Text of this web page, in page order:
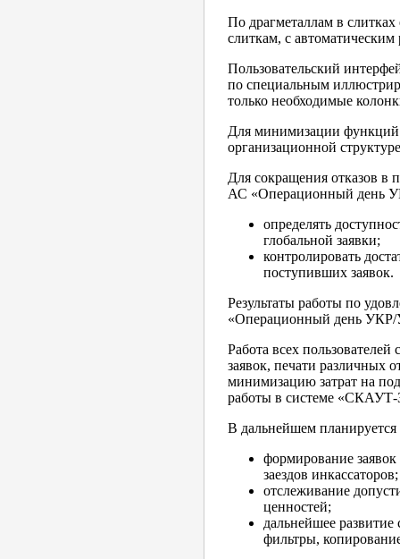
По драгметаллам в
слиткам, с
Пользовательский
по специальным
только необходимые
Для минимизации функций
организационной
Для сокращения отказов в
АС «Операционный день
определять
глобальной заявки;
контролировать
поступивших заявок.
Результаты работы по
«Операционный день УКР/
Работа всех
заявок, печати различных
минимизацию затрат на
работы в системе «СКАУТ-
В дальнейшем
формирование
заездов инкассаторов;
отслеживание
ценностей;
дальнейшее
фильтры,